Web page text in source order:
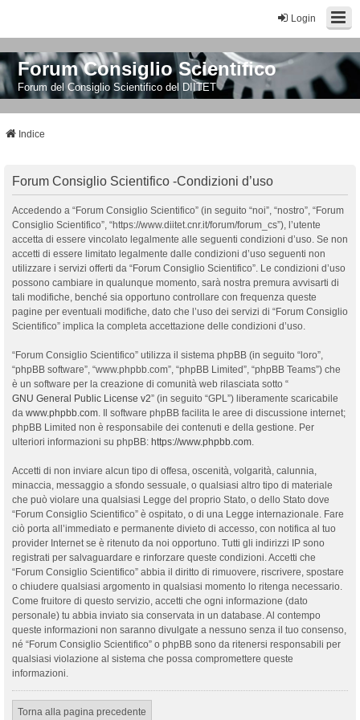
Login
Forum Consiglio Scientifico
Forum del Consiglio Scientifico del DIITET
Indice
Forum Consiglio Scientifico -Condizioni d’uso
Accedendo a “Forum Consiglio Scientifico” (in seguito “noi”, “nostro”, “Forum
Consiglio Scientifico”, “https://www.diitet.cnr.it/forum/forum_cs”), l’utente
accetta di essere vincolato legalmente alle seguenti condizioni d’uso. Se non
accetti di essere limitato legalmente dalle condizioni d’uso seguenti non
utilizzare i servizi offerti da “Forum Consiglio Scientifico”. Le condizioni d’uso
possono cambiare in qualunque momento, sarà nostra premura avvisarti di
tali modifiche, benché sia opportuno controllare con frequenza queste
pagine per eventuali modifiche, dato che l’uso dei servizi di “Forum Consiglio
Scientifico” implica la completa accettazione delle condizioni d’uso.
“Forum Consiglio Scientifico” utilizza il sistema phpBB (in seguito “loro”,
“phpBB software”, “www.phpbb.com”, “phpBB Limited”, “phpBB Teams”) che
è un software per la creazione di comunità web rilasciata sotto “
GNU General Public License v2” (in seguito “GPL”) liberamente scaricabile
da www.phpbb.com. Il software phpBB facilita le aree di discussione internet;
phpBB Limited non è responsabile dei contenuti e della gestione. Per
ulteriori informazioni su phpBB: https://www.phpbb.com.
Accetti di non inviare alcun tipo di offesa, oscenità, volgarità, calunnia,
minaccia, messaggio a sfondo sessuale, o qualsiasi altro tipo di materiale
che può violare una qualsiasi Legge del proprio Stato, o dello Stato dove
“Forum Consiglio Scientifico” è ospitato, o di una Legge internazionale. Fare
ciò porta all’immediato e permanente divieto di accesso, con notifica al tuo
provider Internet se è ritenuto da noi opportuno. Tutti gli indirizzi IP sono
registrati per salvaguardare e rinforzare queste condizioni. Accetti che
“Forum Consiglio Scientifico” abbia il diritto di rimuovere, riscrivere, spostare
o chiudere qualsiasi argomento in qualsiasi momento lo ritenga necessario.
Come fruitore di questo servizio, accetti che ogni informazione (dato
personale) tu abbia inviato sia conservata in un database. Al contempo
queste informazioni non saranno divulgate a nessuno senza il tuo consenso,
né “Forum Consiglio Scientifico” o phpBB sono da ritenersi responsabili per
qualsiasi violazione al sistema che possa compromettere queste
informazioni.
Torna alla pagina precedente